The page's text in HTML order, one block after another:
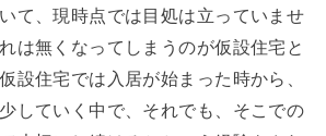
て、現時点では目処は立っていませ
は無くなってしまうのが仮設住宅と
設住宅では入居が始まった時から、
していく中で、それでも、そこでの